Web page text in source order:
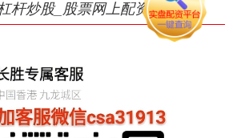
杆炒股_股票网上配资平